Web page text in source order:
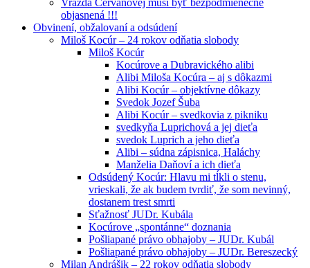
objasnená !!!
Obvinení, obžalovaní a odsúdení
Miloš Kocúr – 24 rokov odňatia slobody
Miloš Kocúr
Kocúrove a Dubravického alibi
Alibi Miloša Kocúra – aj s dôkazmi
Alibi Kocúr – objektívne dôkazy
Svedok Jozef Šuba
Alibi Kocúr – svedkovia z pikniku
svedkyňa Luprichová a jej dieťa
svedok Luprich a jeho dieťa
Alibi – súdna zápisnica, Haláchy
Manželia Daňoví a ich dieťa
Odsúdený Kocúr: Hlavu mi tĺkli o stenu,
vrieskali, že ak budem tvrdiť, že som nevinný,
dostanem trest smrti
Sťažnosť JUDr. Kubála
Kocúrove „spontánne“ doznania
Pošliapané právo obhajoby – JUDr. Kubál
Pošliapané právo obhajoby – JUDr. Bereszecký
Milan Andrášik – 22 rokov odňatia slobody